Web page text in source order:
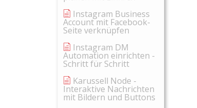
Instagram Business
Account mit Facebook-
Seite verknüpfen
Instagram DM
Automation einrichten -
Schritt für Schritt
Karussell Node -
Interaktive Nachrichten
mit Bildern und Buttons